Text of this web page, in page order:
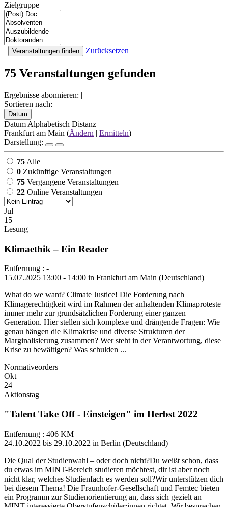
Zielgruppe
Veranstaltungen finden Zurücksetzen
75 Veranstaltungen gefunden
Ergebnisse abonnieren: |
Sortieren nach:
Datum
Datum Alphabetisch Distanz
Frankfurt am Main (Ändern | Ermitteln)
Darstellung:
75 Alle
0 Zukünftige Veranstaltungen
75 Vergangene Veranstaltungen
22 Online Veranstaltungen
Jul
15
Lesung
Klimaethik – Ein Reader
Entfernung : -
15.07.2025 13:00 - 14:00 in Frankfurt am Main (Deutschland)
What do we want? Climate Justice! Die Forderung nach
Klimagerechtigkeit wird im Rahmen der anhaltenden Klimaproteste
immer mehr zur grundsätzlichen Forderung einer ganzen
Generation. Hier stellen sich komplexe und drängende Fragen: Wie
genau hängen die Klimakrise und diverse Strukturen der
Marginalisierung zusammen? Wer steht in der Verantwortung, diese
Krise zu bewältigen? Was schulden ...
Normativeorders
Okt
24
Aktionstag
"Talent Take Off - Einsteigen" im Herbst 2022
Entfernung : 406 KM
24.10.2022 bis 29.10.2022 in Berlin (Deutschland)
Die Qual der Studienwahl – oder doch nicht?Du weißt schon, dass
du etwas im MINT-Bereich studieren möchtest, dir ist aber noch
nicht klar, welches Studienfach es werden soll?Wir unterstützen dich
bei diesem Thema! Die Fraunhofer-Gesellschaft und Femtec bieten
ein Programm zur Studienorientierung an, dass sich gezielt an